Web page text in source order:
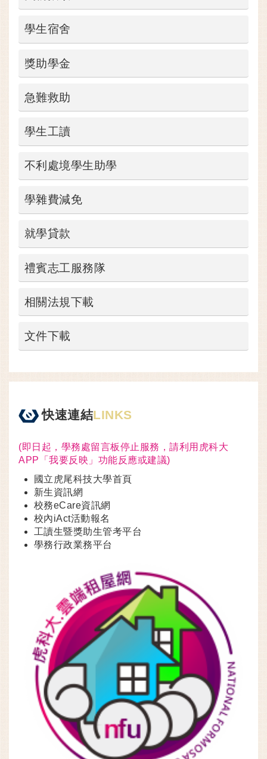
學生宿舍
獎助學金
急難救助
學生工讀
不利處境學生助學
學雜費減免
就學貸款
禮賓志工服務隊
相關法規下載
文件下載
快速連結LINKS
(即日起，學務處留言板停止服務，請利用虎科大
APP「我要反映」功能反應或建議)
國立虎尾科技大學首頁
新生資訊網
校務eCare資訊網
校內iAct活動報名
工讀生暨獎助生管考平台
學務行政業務平台